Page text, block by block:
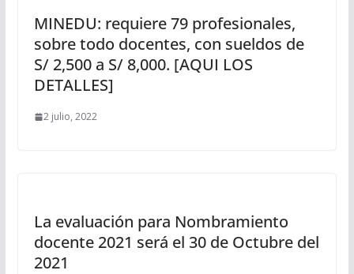
MINEDU: requiere 79 profesionales,
sobre todo docentes, con sueldos de
S/ 2,500 a S/ 8,000. [AQUI LOS
DETALLES]
2 julio, 2022
La evaluación para Nombramiento
docente 2021 será el 30 de Octubre del
2021